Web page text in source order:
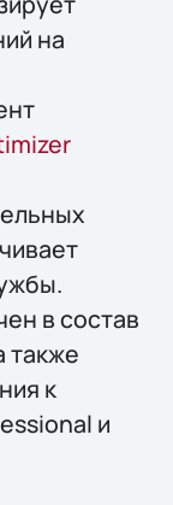
на
в состав
также
к
и